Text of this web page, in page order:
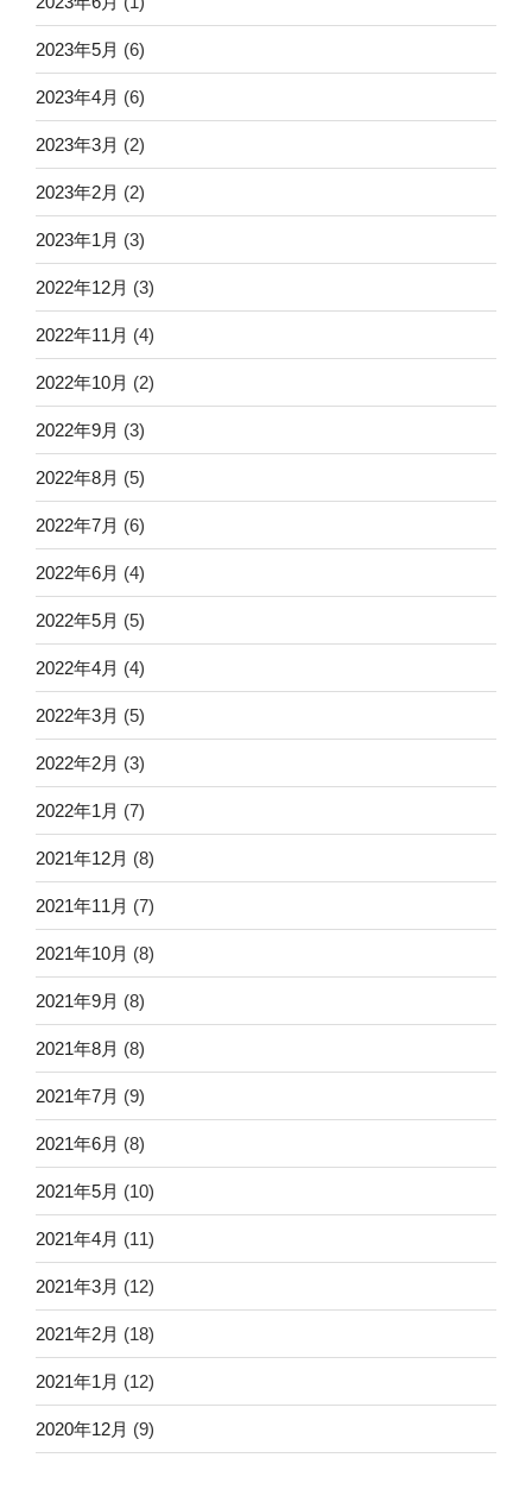
2023年5月 (6)
2023年4月 (6)
2023年3月 (2)
2023年2月 (2)
2023年1月 (3)
2022年12月 (3)
2022年11月 (4)
2022年10月 (2)
2022年9月 (3)
2022年8月 (5)
2022年7月 (6)
2022年6月 (4)
2022年5月 (5)
2022年4月 (4)
2022年3月 (5)
2022年2月 (3)
2022年1月 (7)
2021年12月 (8)
2021年11月 (7)
2021年10月 (8)
2021年9月 (8)
2021年8月 (8)
2021年7月 (9)
2021年6月 (8)
2021年5月 (10)
2021年4月 (11)
2021年3月 (12)
2021年2月 (18)
2021年1月 (12)
2020年12月 (9)